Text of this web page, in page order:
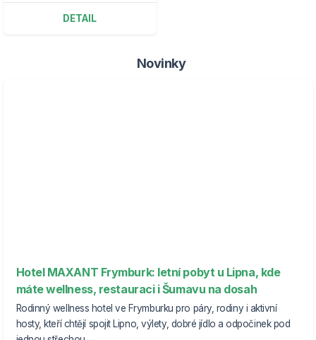
DETAIL
Novinky
Hotel MAXANT Frymburk: letní pobyt u Lipna, kde
máte wellness, restauraci i Šumavu na dosah
Rodinný wellness hotel ve Frymburku pro páry, rodiny i aktivní
hosty, kteří chtějí spojit Lipno, výlety, dobré jídlo a odpočinek pod